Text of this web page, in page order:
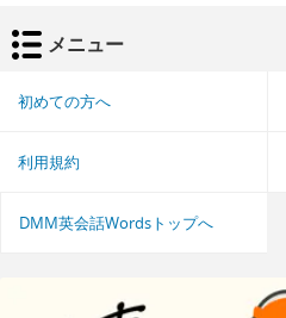
メニュー
初めての方へ
利用規約
DMM英会話Wordsトップへ